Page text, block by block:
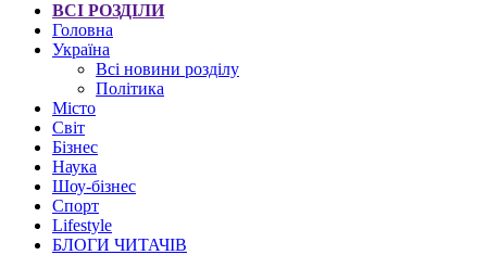
ВСІ РОЗДІЛИ
Головна
Україна
Всі новини розділу
Політика
Місто
Світ
Бізнес
Наука
Шоу-бізнес
Спорт
Lifestyle
БЛОГИ ЧИТАЧІВ